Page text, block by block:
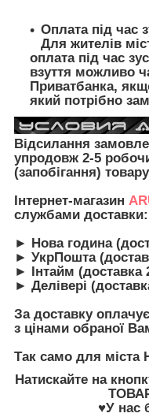
Оплата під час
Для жителів
оплата під час
взуття можливо
Приватбанка,
який потрібно
Відсилання
упродовж 2-5
(запобігання)
Інтернет-магазин
службами доставки:
► Нова година
► УкрПошта
► Інтайм (доставка
► Делівері
За доставку
з цінами обраної
Так само для міста
Натискайте на
♥У нас